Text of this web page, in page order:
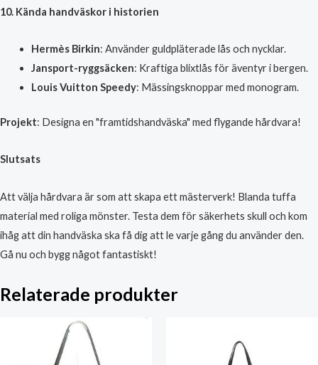
10. Kända handväskor i historien
Hermès Birkin: Använder guldpläterade lås och nycklar.
Jansport-ryggsäcken: Kraftiga blixtlås för äventyr i bergen.
Louis Vuitton Speedy: Mässingsknoppar med monogram.
Projekt: Designa en "framtidshandväska" med flygande hårdvara!
Slutsats
Att välja hårdvara är som att skapa ett mästerverk! Blanda tuffa
material med roliga mönster. Testa dem för säkerhets skull och kom
ihåg att din handväska ska få dig att le varje gång du använder den.
Gå nu och bygg något fantastiskt!
Relaterade produkter